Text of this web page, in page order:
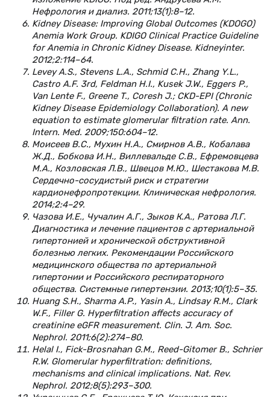
Нефрология и диализ. 2011;13(1):8–12.
Kidney Disease: Improving Global Outcomes (KDOGO)
Anemia Work Group. KDIGO Clinical Practice Guideline
for Anemia in Chronic Kidney Disease. Kidneyinter.
2012;2:114–64.
Levey A.S., Stevens L.A., Schmid C.H., Zhang Y.L.,
Castro A.F. 3rd, Feldman H.I., Kusek J.W., Eggers P.,
Van Lente F., Greene T., Coresh J.; CKD-EPI (Chronic
Kidney Disease Epidemiology Collaboration). A new
equation to estimate glomerular filtration rate. Ann.
Intern. Med. 2009;150:604–12.
Моисеев В.С., Мухин Н.А., Смирнов А.В., Кобалава
Ж.Д., Бобкова И.Н., Виллевальде С.В., Ефремовцева
М.А., Козловская Л.В., Швецов М.Ю., Шестакова М.В.
Сердечно-сосудистый риск и стратегии
кардионефропротекции. Клиническая нефрология.
2014;2:4–29.
Чазова И.Е., Чучалин А.Г., Зыков К.А., Ратова Л.Г.
Диагностика и лечение пациентов с артериальной
гипертонией и хронической обструктивной
болезнью легких. Рекомендации Российского
медицинского общества по артериальной
гипертонии и Российского респираторного
общества. Системные гипертензии. 2013;10(1):5–35.
Huang S.H., Sharma A.P., Yasin A., Lindsay R.M., Clark
W.F., Filler G. Hyperfiltration affects accuracy of
creatinine eGFR measurement. Clin. J. Am. Soc.
Nephrol. 2011;6(2):274–80.
Helal I., Fick-Brosnahan G.M., Reed-Gitomer B., Schrier
R.W. Glomerular hyperfiltration: definitions,
mechanisms and clinical implications. Nat. Rev.
Nephrol. 2012;8(5):293–300.